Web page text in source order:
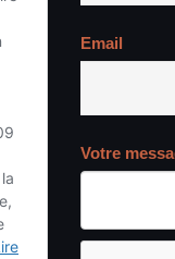
Email
Votre